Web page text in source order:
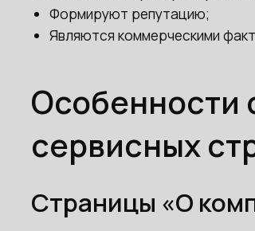
Формируют репутацию;
Являются коммерческими
Особенности
сервисных
Страницы «О